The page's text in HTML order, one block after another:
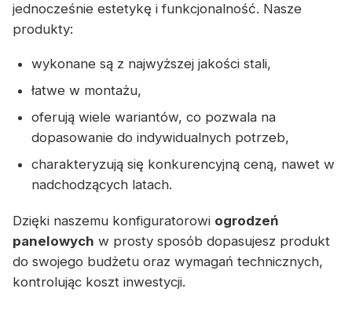
jednocześnie estetykę i funkcjonalność. Nasze
produkty:
wykonane są z najwyższej jakości stali,
łatwe w montażu,
oferują wiele wariantów, co pozwala na
dopasowanie do indywidualnych potrzeb,
charakteryzują się konkurencyjną ceną, nawet w
nadchodzących latach.
Dzięki naszemu konfiguratorowi ogrodzeń
panelowych w prosty sposób dopasujesz produkt
do swojego budżetu oraz wymagań technicznych,
kontrolując koszt inwestycji.